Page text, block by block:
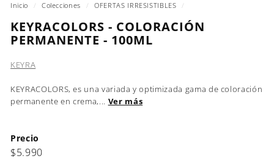
Inicio / Colecciones / OFERTAS IRRESISTIBLES /
KEYRACOLORS - COLORACIÓN
PERMANENTE - 100ML
KEYRA
KEYRACOLORS, es una variada y optimizada gama de coloración
permanente en crema,... Ver más
Precio
Precio
$5.990$5.990